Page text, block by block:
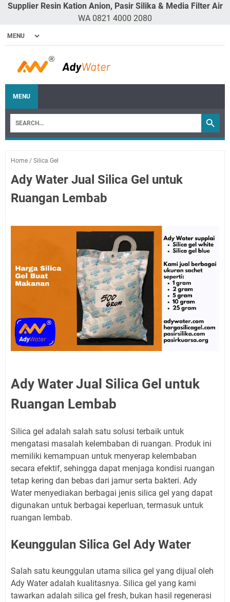
Supplier Resin Kation Anion, Pasir Silika & Media Filter Air
WA 0821 4000 2080
MENU
Home / Silica Gel
Ady Water Jual Silica Gel untuk
Ruangan Lembab
Ady Water Jual Silica Gel untuk
Ruangan Lembab
Silica gel adalah salah satu solusi terbaik untuk
mengatasi masalah kelembaban di ruangan. Produk ini
memiliki kemampuan untuk menyerap kelembaban
secara efektif, sehingga dapat menjaga kondisi ruangan
tetap kering dan bebas dari jamur serta bakteri. Ady
Water menyediakan berbagai jenis silica gel yang dapat
digunakan untuk berbagai keperluan, termasuk untuk
ruangan lembab.
Keunggulan Silica Gel Ady Water
Salah satu keunggulan utama silica gel yang dijual oleh
Ady Water adalah kualitasnya. Silica gel yang kami
tawarkan adalah silica gel fresh, bukan hasil regenerasi